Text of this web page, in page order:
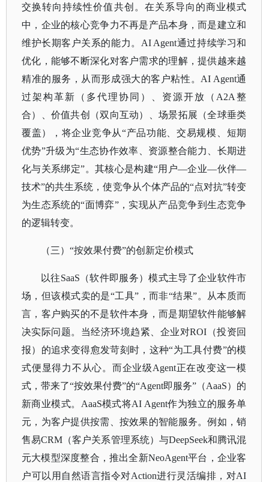
交换转向持续性价值共创。在关系导向的商业模式
中，企业的核心竞争力不再是产品本身，而是建立和
维护长期客户关系的能力。AI Agent通过持续学习和
优化，能够不断深化对客户需求的理解，提供越来越
精准的服务，从而形成强大的客户粘性。AI Agent通
过架构革新（多代理协同）、资源开放（A2A整
合）、价值共创（双向互动）、场景拓展（全球垂类
覆盖），将企业竞争从“产品功能、交易规模、短期
优势”升级为“生态协作效率、资源整合能力、长期进
化与关系绑定”。其核心是构建“用户—企业—伙伴—
技术”的共生系统，使竞争从个体产品的“点对抗”转变
为生态系统的“面博弈”，实现从产品竞争到生态竞争
的逻辑转变。
（三） “按效果付费”的创新定价模式
以往SaaS（软件即服务）模式主导了企业软件市
场，但该模式卖的是“工具”，而非“结果”。从本质而
言，客户购买的不是软件本身，而是期望软件能够解
决实际问题。当经济环境趋紧、企业对ROI（投资回
报）的追求变得愈发苛刻时，这种“为工具付费”的模
式便显得力不从心。而企业级Agent正在改变这一模
式，带来了“按效果付费”的“Agent即服务”（AaaS）的
新商业模式。AaaS模式将AI Agent作为独立的服务单
元，为客户提供按需、按效果的智能服务。例如，销
售易CRM（客户关系管理系统）与DeepSeek和腾讯混
元大模型深度整合，推出全新NeoAgent平台，企业客
户可以用自然语言指令对Action进行灵活编排，对AI